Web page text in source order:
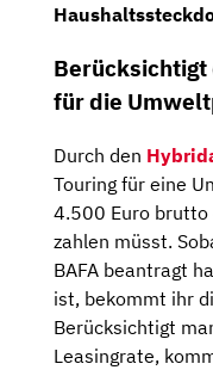
Berücksichtigt
für die
Durch den
Touring für eine
4.500 Euro brutto
zahlen müsst.
BAFA beantragt
ist, bekommt ihr
Berücksichtigt
Leasingrate,